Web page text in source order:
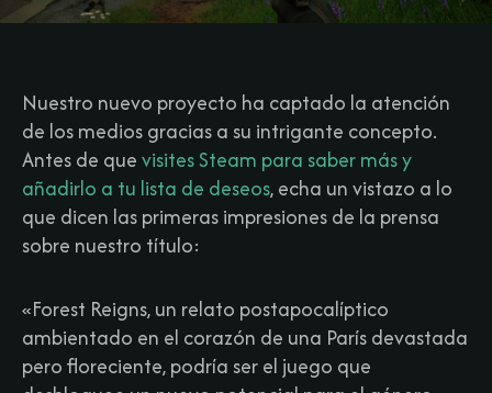
Nuestro nuevo proyecto ha captado la atención
de los medios gracias a su intrigante concepto.
Antes de quevisites Steam para saber más y
añadirlo a tu lista de deseos, echa un vistazo a lo
que dicen las primeras impresiones de la prensa
sobre nuestro título:
«Forest Reigns, un relato postapocalíptico
ambientado en el corazón de una París devastada
pero floreciente, podría ser el juego que